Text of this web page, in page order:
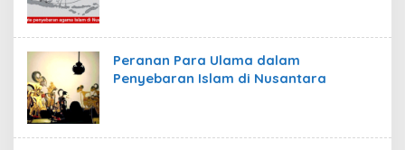
Peranan Para Ulama dalam
Penyebaran Islam di Nusantara